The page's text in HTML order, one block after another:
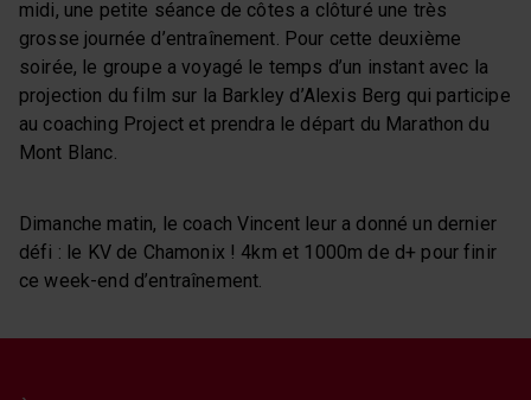
midi, une petite séance de côtes a clôturé une très
grosse journée d’entraînement. Pour cette deuxième
soirée, le groupe a voyagé le temps d’un instant avec la
projection du film sur la Barkley d’Alexis Berg qui participe
au coaching Project et prendra le départ du Marathon du
Mont Blanc.
Dimanche matin, le coach Vincent leur a donné un dernier
défi : le KV de Chamonix ! 4km et 1000m de d+ pour finir
ce week-end d’entraînement.